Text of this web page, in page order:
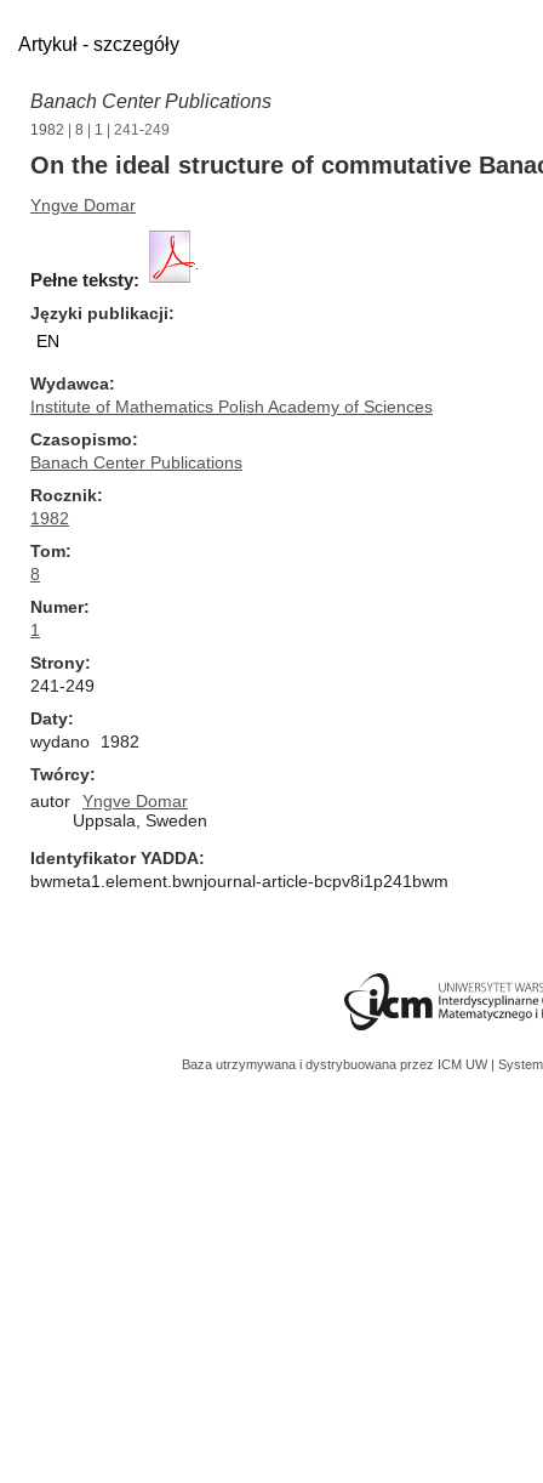
Artykuł - szczegóły
Banach Center Publications
1982 8 1 | 241-249
On the ideal structure of commutative
Yngve Domar
Pełne teksty:
Języki publikacji
EN
Wydawca
Institute of Mathematics Polish Academy of Sciences
Czasopismo
Banach Center Publications
Rocznik
1982
Tom
8
Numer
1
Strony
241-249
Daty
wydano
1982
Twórcy
autor
Yngve Domar
Uppsala, Sweden
Identyfikator YADDA
bwmeta1.element.bwnjournal-article-bcpv8i1p241bwm
Baza utrzymywana i dystrybuowana przez ICM UW |